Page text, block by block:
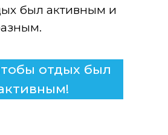
был активным и
отдых был